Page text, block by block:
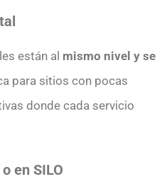
están al mismo nivel y se
para sitios con pocas
donde cada servicio
en SILO